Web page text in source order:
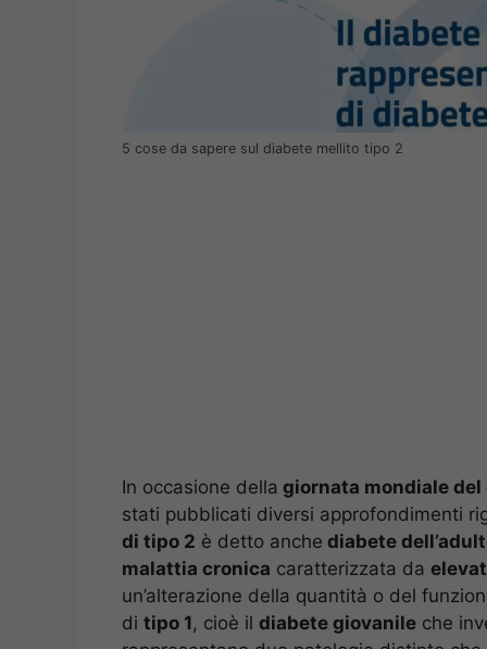
5 cose da sapere sul diabete mellito tipo 2
In occasione della giornata mondiale del
stati pubblicati diversi approfondimenti
di tipo 2 è detto anche diabete
malattia cronica caratterizzata da
un’alterazione della quantità o del
di tipo 1, cioè il diabete giovanile che